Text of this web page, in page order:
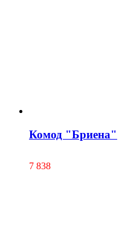
Комод "Бриена"
7 838